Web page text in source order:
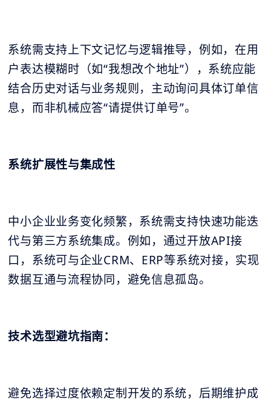
系统需支持上下文记忆与逻辑推导，例如，在用
户表达模糊时（如“我想改个地址”），系统应能
结合历史对话与业务规则，主动询问具体订单信
息，而非机械应答“请提供订单号”。
系统扩展性与集成性
中小企业业务变化频繁，系统需支持快速功能迭
代与第三方系统集成。例如，通过开放API接
口，系统可与企业CRM、ERP等系统对接，实现
数据互通与流程协同，避免信息孤岛。
技术选型避坑指南：
避免选择过度依赖定制开发的系统，后期维护成